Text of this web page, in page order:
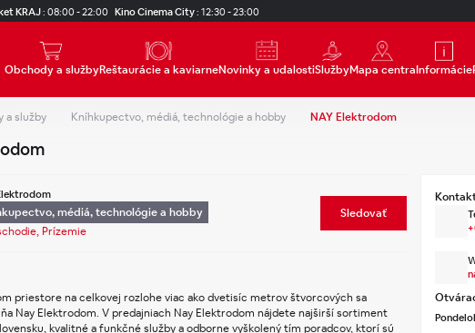
KRAJ: 08:00 - 22:00 Kino Cinema City: 12:30 - 23:00
Obchody a službyReštaurácie a kaviarneNovinky a udalostiSlužbyMapa centraInformácie
a služby Kníhkupectvo, médiá, technológie a hobby NAY Elektrodom
médiá, technológie a hobby
Prízemie
Sledovať
priestore na celkovej rozlohe viac ako dvetisíc metrov štvorcových sa
Nay Elektrodom. V predajniach Nay Elektrodom nájdete najširší sortiment
kvalitné a funkčné služby a odborne vyškolený tím poradcov, ktorí sú